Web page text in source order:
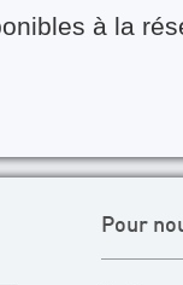
à la
Pour